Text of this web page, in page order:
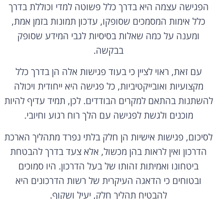
הפגישה עצמה היא בדרך כלל פשוטה למדי וכוללת בדרך
כלל אימות המסמכים שסופקו, עדכון תמונות בזמן אמת,
ומענה על כמה שאלות בסיסיות לגבי המידע שסופק
בבקשה.
עם זאת, ראוי לציין כי בעוד פגישות אלה הן בדרך כלל
מקצועיות ואובייקטיביות, כל פגישה היא ייחודית ויכולה
להשתנות בהתאם למקרים הבודדים. לכן, תמיד עדיף להיות
מוכנים ולגשת לפגישה עם הלך רוח רגוע וחיובי.
לסיכום, פגישות אישיות הן חלק בלתי נפרד מתהליך הארכת
הדרכון ואין לראות בהן מכשול, אלא צעד בדרך להבטחת
ביטחונו ואמיתות זהותו של בעל הדרכון. היו סמוכים
ובטוחים כי הדאגה העיקרית של רשות הדרכונים היא
להבטיח תהליך חלק, יעיל ושקוף.